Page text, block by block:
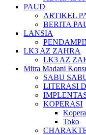
PAUD
ARTIKEL
BERITA
LANSIA
LK3 AZ ZAHRA
LK3 AZ
Mitra Madani
SABU
LITERASI
KOPERASI
Toko